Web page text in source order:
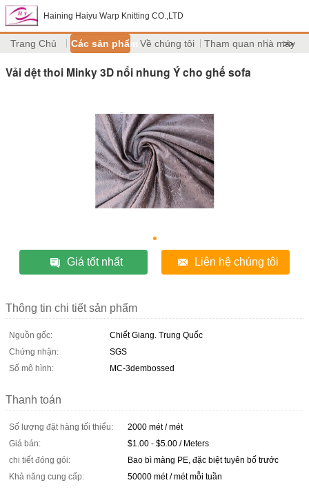
Haining Haiyu Warp Knitting CO.,LTD
Trang Chủ Các sản phẩm Về chúng tôi Tham quan nhà máy
>>
Vải dệt thoi Minky 3D nổi nhung Ý cho ghế sofa
Giá tốt nhất Liên hệ chúng tôi
Thông tin chi tiết sản phẩm
Nguồn gốc:
Chiết Giang. Trung Quốc
Chứng nhận:
SGS
Số mô hình:
MC-3dembossed
Thanh toán
Số lượng đặt hàng tối thiểu:
2000 mét / mét
Giá bán:
$1.00 - $5.00 / Meters
chi tiết đóng gói:
Bao bì màng PE, đặc biệt tuyên bố trước
Khả năng cung cấp:
50000 mét / mét mỗi tuần